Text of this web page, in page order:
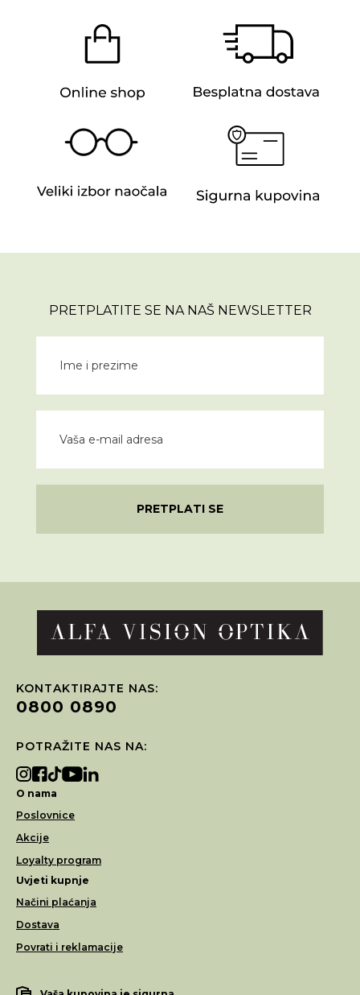
PRETPLATITE SE NA NAŠ NEWSLETTER
PRETPLATI SE
KONTAKTIRAJTE NAS:
0800 0890
POTRAŽITE NAS NA:
O nama
Poslovnice
Akcije
Loyalty program
Uvjeti kupnje
Načini plaćanja
Dostava
Povrati i reklamacije